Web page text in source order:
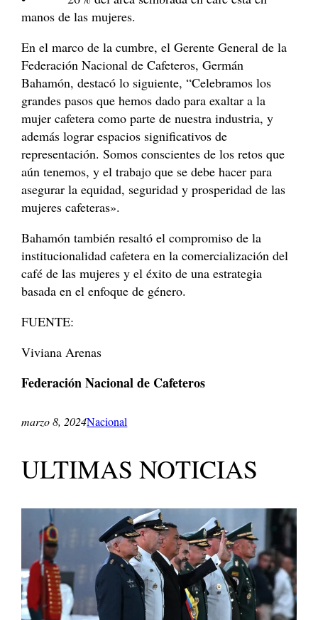
manos de las mujeres.
En el marco de la cumbre, el Gerente General de la
Federación Nacional de Cafeteros, Germán
Bahamón, destacó lo siguiente, “Celebramos los
grandes pasos que hemos dado para exaltar a la
mujer cafetera como parte de nuestra industria, y
además lograr espacios significativos de
representación. Somos conscientes de los retos que
aún tenemos, y el trabajo que se debe hacer para
asegurar la equidad, seguridad y prosperidad de las
mujeres cafeteras».
Bahamón también resaltó el compromiso de la
institucionalidad cafetera en la comercialización del
café de las mujeres y el éxito de una estrategia
basada en el enfoque de género.
FUENTE:
Viviana Arenas
Federación Nacional de Cafeteros
marzo 8, 2024Nacional
ULTIMAS NOTICIAS